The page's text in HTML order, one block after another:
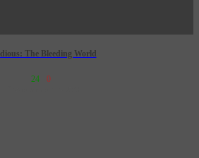
The Bleeding World
24 0